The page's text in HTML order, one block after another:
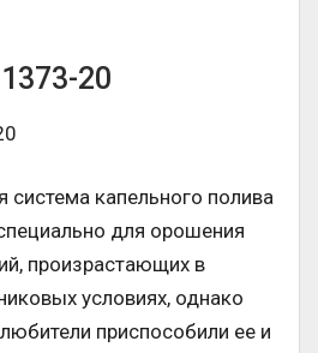
20
система капельного полива
для орошения
произрастающих в
условиях, однако
приспособили ее и